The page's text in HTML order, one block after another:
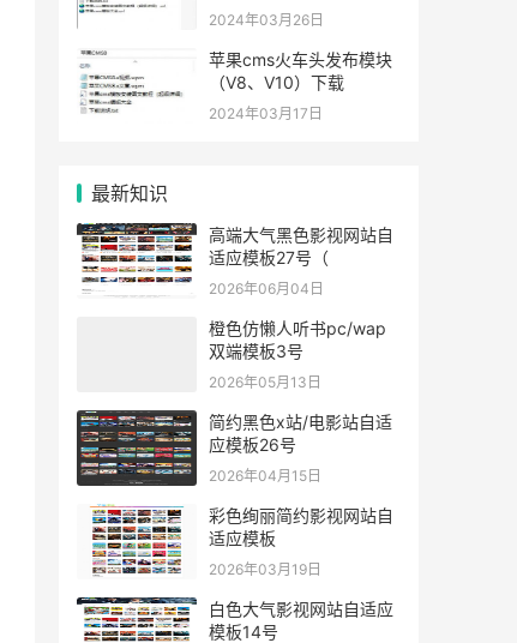
2024年03月26日
苹果cms火车头发布模块
（V8、V10）下载
2024年03月17日
最新知识
高端大气黑色影视网站自
适应模板27号（
2026年06月04日
橙色仿懒人听书pc/wap
双端模板3号
2026年05月13日
简约黑色x站/电影站自适
应模板26号
2026年04月15日
彩色绚丽简约影视网站自
适应模板
2026年03月19日
白色大气影视网站自适应
模板14号